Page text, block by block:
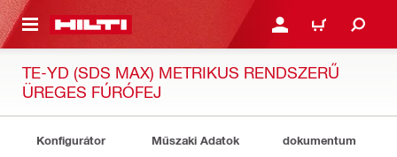
TARTALOMRA BEJELENTKEZÉS VAGY
KOSÁR
TE-YD (SDS MAX) METRIKUS RENDSZERŰ
ÜREGES FÚRÓFEJ
Konfigurátor Műszaki Adatok dokumentum